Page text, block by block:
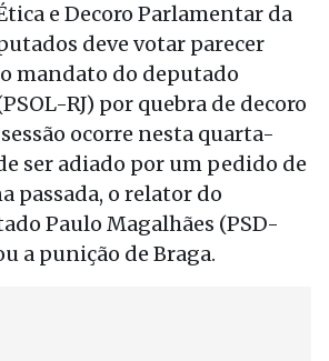
e Decoro Parlamentar da
deve votar parecer
mandato do deputado
RJ) por quebra de decoro
ocorre nesta quarta-
ser adiado por um pedido de
passada, o relator do
Paulo Magalhães (PSD-
a punição de Braga.